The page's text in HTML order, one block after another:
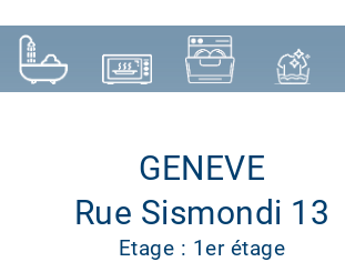
GENEVE
Rue Sismondi 13
Etage : 1er étage